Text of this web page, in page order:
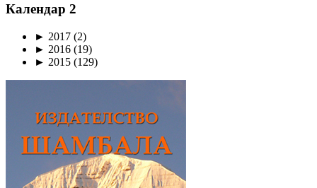
Календар 2
► 2017 (2)
► 2016 (19)
► 2015 (129)